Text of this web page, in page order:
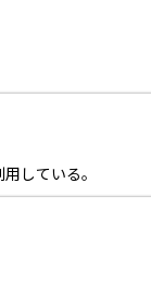
している。